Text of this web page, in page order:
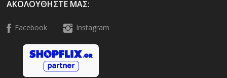
ΑΚΟΛΟΥΘΉΣΤΕ ΜΑΣ:
Facebook Instagram